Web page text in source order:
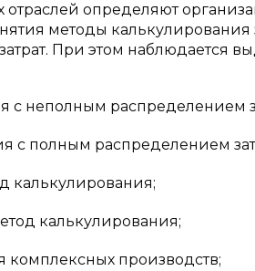
отраслей определяют
методы калькулирования
При этом наблюдается
с неполным распределением
с полным распределением
калькулирования;
калькулирования;
комплексных производств;